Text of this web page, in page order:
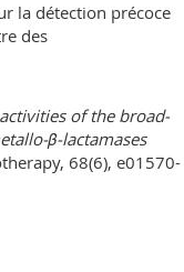
la détection précoce
des
of the broad-
β-lactamases
68(6), e01570-